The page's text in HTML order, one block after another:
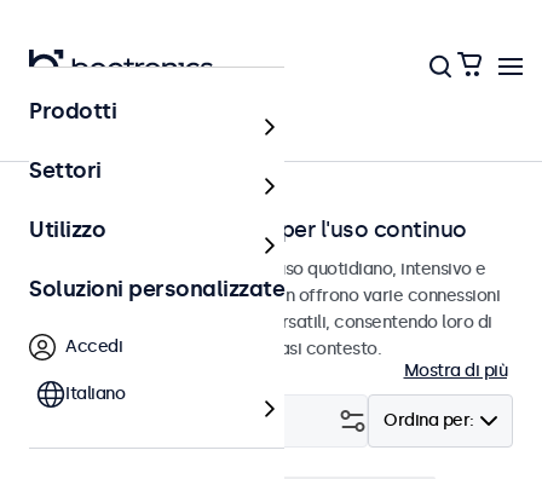
Home
Touchscreen progettati per l'uso continuo
Touchscreen progettati per un uso quotidiano, intensivo e
continuativo. Questi touchscreen offrono varie connessioni
video e opzioni di montaggio versatili, consentendo loro di
integrarsi perfettamente qualsiasi contesto.
Mostra di più
Ordina per:
Prodotti
Settori
Utilizzo
Soluzioni personalizzate
Accedi
Italiano